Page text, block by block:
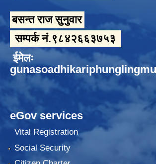
बसन्त राज सुनुवार
सम्पर्क नं.९८४२६६३७५३
ईमेलः
eGov services
Vital Registration
Social Security